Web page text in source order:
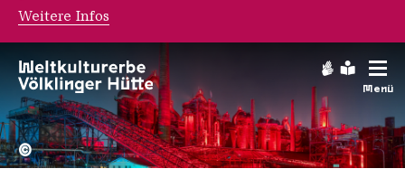
Menü
Hochofengruppe in Rot
Copyright:
©
Weitere Infos